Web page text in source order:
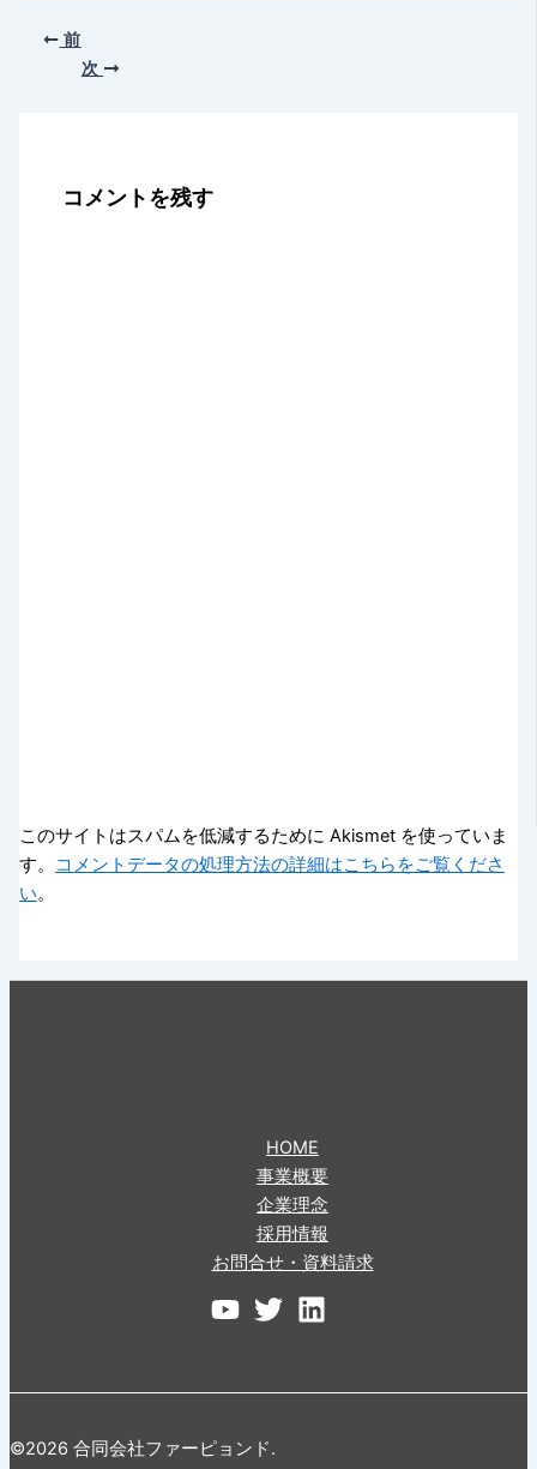
前
次
コメントを残す
このサイトはスパムを低減するために Akismet を使っていま
す。
コメントデータの処理方法の詳細はこちらをご覧くださ
い。
HOME
事業概要
企業理念
採用情報
お問合せ・資料請求
©2026 合同会社ファーピョンド.